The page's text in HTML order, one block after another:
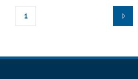
1